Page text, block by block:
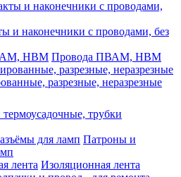
и наконечники с проводами, без
Провода ПВАМ, НВМ
разрезные, неразрезные
трубки
Патроны и
Изоляционная лента